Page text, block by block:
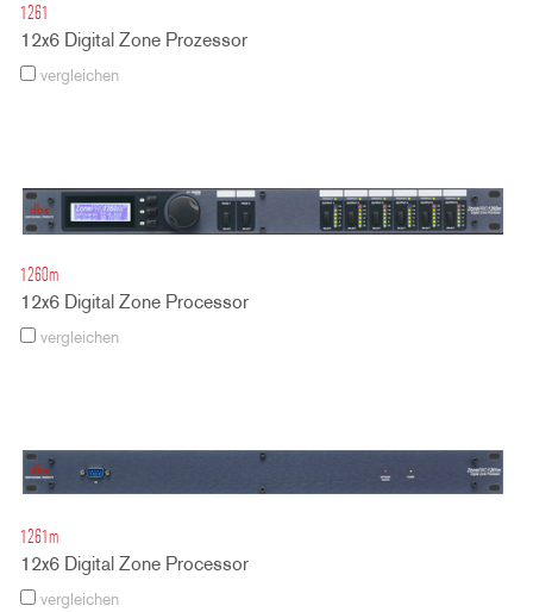
1261
12x6 Digital Zone Prozessor
vergleichen
1260m
12x6 Digital Zone Processor
vergleichen
1261m
12x6 Digital Zone Processor
vergleichen